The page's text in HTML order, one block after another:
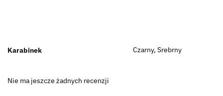
Karabinek Czarny, Srebrny
Nie ma jeszcze żadnych recenzji